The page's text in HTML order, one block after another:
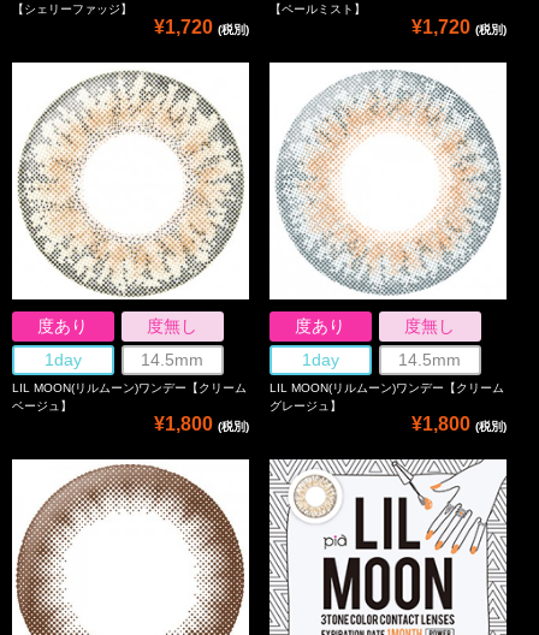
【シェリーファッジ】
¥1,720 (税別)
【ペールミスト】
¥1,720 (税別)
度あり
度無し
1day
14.5mm
LIL MOON(リルムーン)ワンデー【クリーム
ベージュ】
¥1,800 (税別)
度あり
度無し
1day
14.5mm
LIL MOON(リルムーン)ワンデー【クリーム
グレージュ】
¥1,800 (税別)